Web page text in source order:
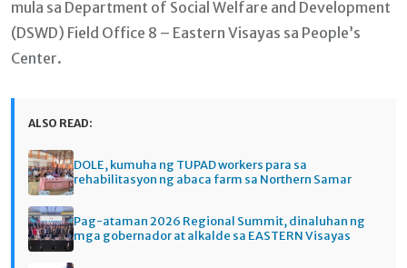
mula sa Department of Social Welfare and Development
(DSWD) Field Office 8 – Eastern Visayas sa People’s
Center.
ALSO READ:
DOLE, kumuha ng TUPAD workers para sa
rehabilitasyon ng abaca farm sa Northern Samar
Pag-ataman 2026 Regional Summit, dinaluhan ng
mga gobernador at alkalde sa EASTERN Visayas